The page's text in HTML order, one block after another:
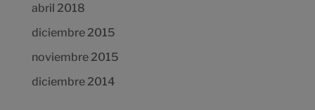
abril 2018
diciembre 2015
noviembre 2015
diciembre 2014